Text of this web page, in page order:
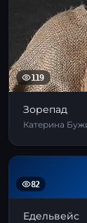
119
Зорепад
Катерина
82
Едельвейс